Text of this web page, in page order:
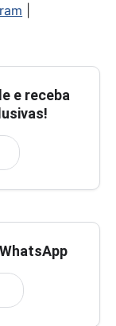
e receba